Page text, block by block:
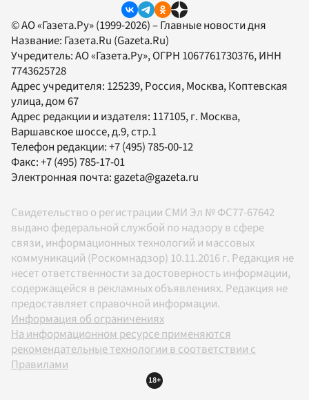
© АО «Газета.Ру» (1999-2026) – Главные новости дня
Название: Газета.Ru (Gazeta.Ru)
Учредитель:АО «Газета.Ру», ОГРН 1067761730376, ИНН
7743625728
Адрес учредителя: 125239, Россия, Москва, Коптевская
улица, дом 67
Адрес редакции и издателя: 117105, г. Москва,
Варшавское шоссе, д.9, стр.1
Телефон редакции:+7 (495) 785-00-12
Факс:+7 (495) 785-17-01
Электронная почта: gazeta@gazeta.ru
Свидетельство о регистрации СМИ Эл № ФС77-67642
выдано федеральной службой по надзору в сфере
связи, информационных технологий и массовых
коммуникаций (Роскомнадзор) 10.11.2016 г. Редакция не
несет ответственности за достоверность информации,
содержащейся в рекламных объявлениях. Редакция не
предоставляет справочной информации.
Информация об ограничениях
На информационном ресурсе применяются
рекомендательные технологии в соответствии с
Правилами
18+